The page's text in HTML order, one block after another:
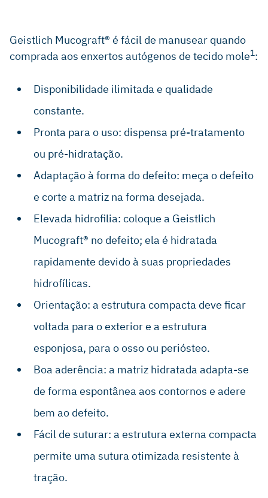
Ghanaati S, et al.: Biomed Mater. 2011 Feb; 6(1): 015010.
Rocchietta I, et al.: Int J Periodontics Restorative Dent
Geistlich Mucograft® é fácil de manusear quando
comprada aos enxertos autógenos de tecido mole1:
Disponibilidade ilimitada e qualidade
constante.
Pronta para o uso: dispensa pré-tratamento
ou pré-hidratação.
Adaptação à forma do defeito: meça o defeito
e corte a matriz na forma desejada.
Elevada hidrofilia: coloque a Geistlich
Mucograft® no defeito; ela é hidratada
rapidamente devido à suas propriedades
hidrofílicas.
Orientação: a estrutura compacta deve ficar
voltada para o exterior e a estrutura
esponjosa, para o osso ou periósteo.
Boa aderência: a matriz hidratada adapta-se
de forma espontânea aos contornos e adere
bem ao defeito.
Fácil de suturar: a estrutura externa compacta
permite uma sutura otimizada resistente à
tração.